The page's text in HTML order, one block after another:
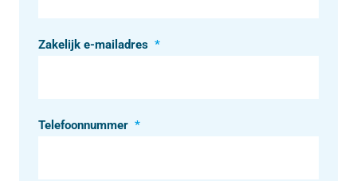
Zakelijk e-mailadres *
Telefoonnummer *